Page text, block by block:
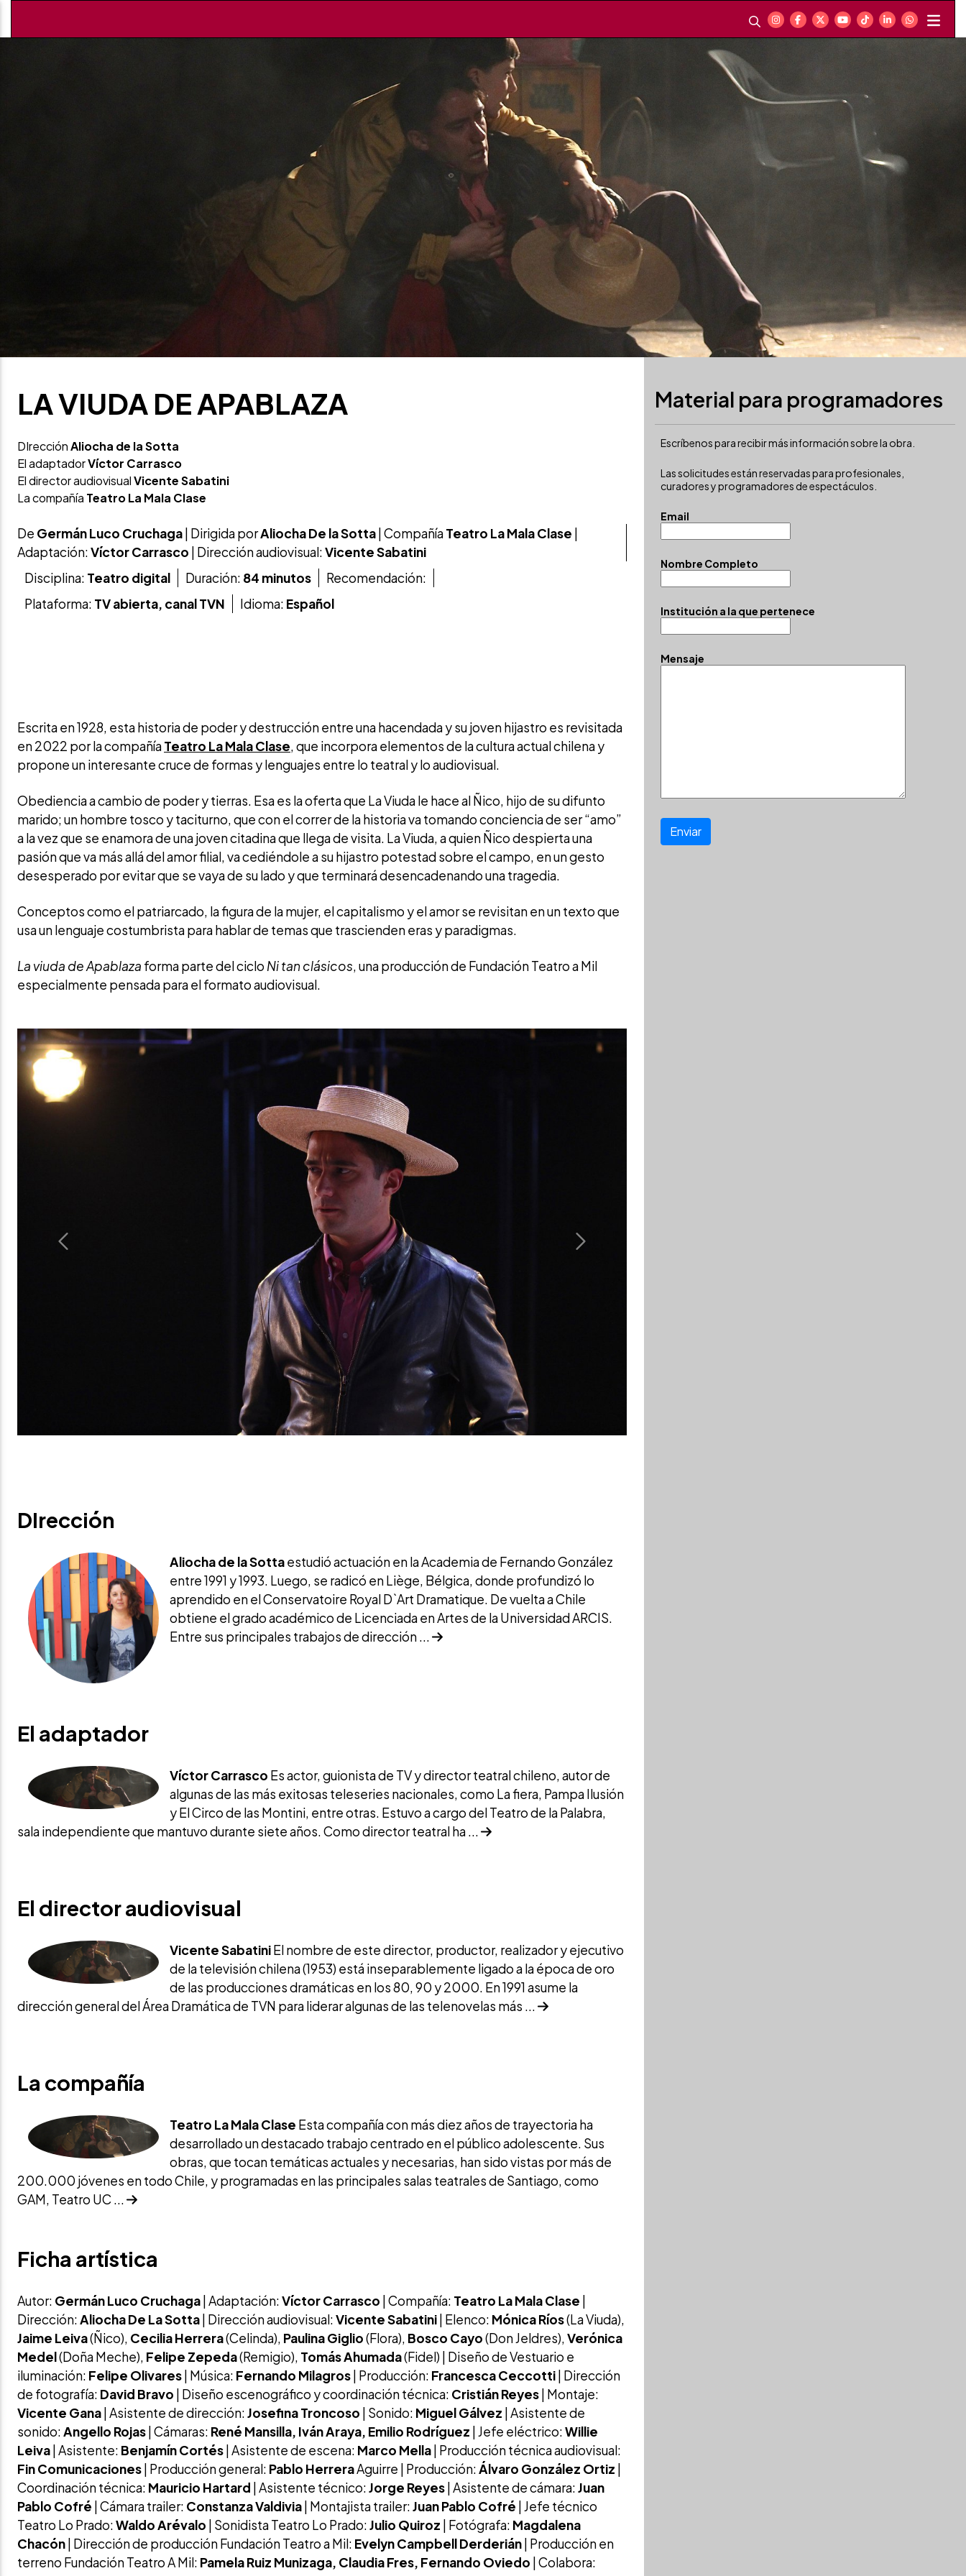
LA VIUDA DE APABLAZA
DIrecciónAliocha de la Sotta
El adaptadorVíctor Carrasco
El director audiovisualVicente Sabatini
La compañía Teatro La Mala Clase
De Germán Luco Cruchaga | Dirigida porAliochaDe la Sotta | CompañíaTeatro La Mala Clase
Adaptación:Víctor Carrasco | Dirección audiovisual:Vicente Sabatini
Disciplina: Teatro digital Duración: 84 minutos
Recomendación:
Plataforma: TV abierta, canal TVN Idioma: Español
Escrita en 1928, esta historia de poder y destrucción entre una hacendada y su joven hijastro es revisitada
en 2022 por la compañíaTeatro La Mala Clase, que incorpora elementos de la cultura actual chilena y
propone un interesante cruce de formas y lenguajes entre lo teatral y lo audiovisual.
Obediencia a cambio de poder y tierras. Esa es la oferta que La Viuda le hace al Ñico, hijo de su difunto
marido; un hombre tosco y taciturno, que con el correr de la historia va tomando conciencia de ser “amo”
a la vez que se enamora de una joven citadina que llega de visita. La Viuda, a quien Ñico despierta una
pasión que va más allá del amor filial, va cediéndole a su hijastro potestad sobre el campo, en un gesto
desesperado por evitar que se vaya de su lado y que terminará desencadenando una tragedia.
Conceptos como el patriarcado, la figura de la mujer, el capitalismo y el amor se revisitan en un texto que
usa un lenguaje costumbrista para hablar de temas que trascienden eras y paradigmas.
La viuda de Apablaza forma parte del ciclo Ni tan clásicos, una producción de Fundación Teatro a Mil
especialmente pensada para el formato audiovisual.
Previous Next
DIrección
Aliocha de la Sottaestudió actuación en la Academia de Fernando González
entre 1991 y 1993. Luego, se radicó en Liège, Bélgica, donde profundizó lo
aprendido en el Conservatoire Royal D`Art Dramatique. De vuelta a Chile
obtiene el grado académico de Licenciada en Artes de la Universidad ARCIS.
Entre sus principales trabajos de dirección ...
El adaptador
Víctor Carrasco Es actor, guionista de TV y director teatral chileno, autor de
algunas de las más exitosas teleseries nacionales, como La fiera, Pampa Ilusión
y El Circo de las Montini, entre otras. Estuvo a cargo del Teatro de la Palabra,
sala independiente que mantuvo durante siete años. Como director teatral ha ...
El director audiovisual
Vicente SabatiniEl nombre de este director, productor, realizador y ejecutivo
de la televisión chilena (1953) está inseparablemente ligado a la época de oro
de las producciones dramáticas en los 80, 90 y 2000. En 1991 asume la
dirección general del Área Dramática de TVN para liderar algunas de las telenovelas más ...
La compañía
Teatro La Mala Clase Esta compañía con más diez años de trayectoria ha
desarrollado un destacado trabajo centrado en el público adolescente. Sus
obras, que tocan temáticas actuales y necesarias, han sido vistas por más de
200.000 jóvenes en todo Chile, y programadas en las principales salas teatrales de Santiago, como
GAM, Teatro UC ...
Ficha artística
Autor: Germán Luco Cruchaga | Adaptación:Víctor Carrasco | Compañía: Teatro La Mala Clase
Dirección:Aliocha De La Sotta | Dirección audiovisual:Vicente Sabatini | Elenco: Mónica Ríos(La Viuda),
Jaime Leiva(Ñico), Cecilia Herrera(Celinda), Paulina Giglio(Flora), Bosco Cayo(Don Jeldres),Verónica
Medel(Doña Meche), Felipe Zepeda(Remigio), Tomás Ahumada(Fidel) | Diseño de Vestuario e
iluminación: Felipe Olivares | Música: Fernando Milagros | Producción: Francesca Ceccotti | Dirección
de fotografía: David Bravo | Diseño escenográfico y coordinación técnica: Cristián Reyes | Montaje:
Vicente Gana | Asistente de dirección:Josefina Troncoso | Sonido: Miguel Gálvez | Asistente de
sonido:Angello Rojas | Cámaras: René Mansilla, Iván Araya, Emilio Rodríguez | Jefe eléctrico:Willie
Leiva | Asistente: Benjamín Cortés | Asistente de escena: Marco Mella | Producción técnica audiovisual:
Fin Comunicaciones | Producción general: Pablo HerreraAguirre | Producción:Álvaro González Ortiz
Coordinación técnica: Mauricio Hartard | Asistente técnico:Jorge Reyes | Asistente de cámara:Juan
Pablo Cofré | Cámara trailer: Constanza Valdivia | Montajista trailer:Juan Pablo Cofré | Jefe técnico
Teatro Lo Prado:Waldo Arévalo | Sonidista Teatro Lo Prado:Julio Quiroz | Fotógrafa: Magdalena
Chacón | Dirección de producción Fundación Teatro a Mil: Evelyn Campbell Derderián | Producción en
terreno Fundación Teatro A Mil: Pamela Ruiz Munizaga, Claudia Fres, Fernando Oviedo | Colabora:
Material para programadores
Escríbenos para recibir más información sobre la obra.
Las solicitudes están reservadas para profesionales,
curadores y programadores de espectáculos.
Email
Nombre Completo
Institución a la que pertenece
Mensaje
Enviar